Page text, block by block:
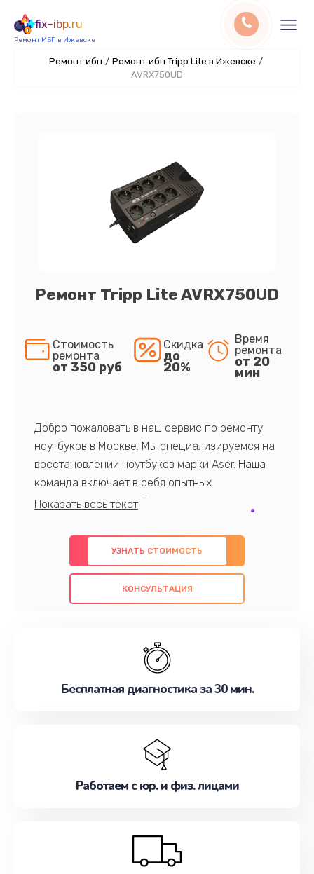
fix-ibp.ru
Ремонт ИБП в Ижевске
Ремонт ибп / Ремонт ибп Tripp Lite в Ижевске /
AVRX750UD
Ремонт Tripp Lite AVRX750UD
Стоимость
ремонта
от 350 руб
Скидка
до
20%
Время
ремонта
от 20
мин
Добро пожаловать в наш сервис по ремонту
ноутбуков в Москве. Мы специализируемся на
восстановлении ноутбуков марки Aser. Наша
команда включает в себя опытных
профессионалов с обширными знаниями и
предлагаем быстрый и качественный ремонт с
использованием оригинальных компонентов, а
также гарантируем качество всех
проведенных работ. Наша цель - предоставить
наилучшим образом. Не медлите записаться на
УЗНАТЬ СТОИМОСТЬ
КОНСУЛЬТАЦИЯ
Бесплатная диагностика за 30 мин.
Работаем с юр. и физ. лицами